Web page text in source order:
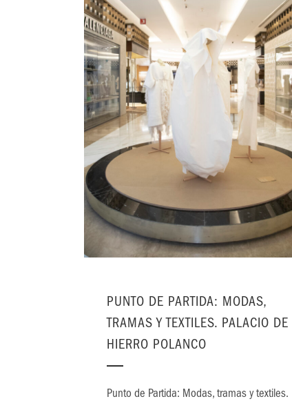
PUNTO DE PARTIDA: MODAS,
TRAMAS Y TEXTILES. PALACIO DE
HIERRO POLANCO
Punto de Partida: Modas, tramas y textiles.